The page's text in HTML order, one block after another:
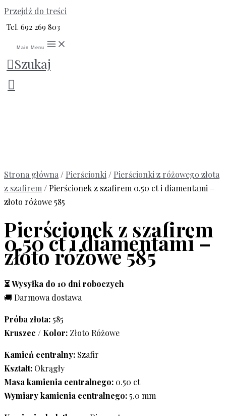
Przejdź do treści
Tel. 692 269 803
Main Menu
Szukaj
Strona główna / Pierścionki / Pierścionki z różowego złota
z szafirem / Pierścionek z szafirem 0.50 ct i diamentami –
złoto różowe 585
Pierścionek z szafirem
0.50 ct i diamentami –
złoto różowe 585
⏳ Wysyłka do 10 dni roboczych
🚚 Darmowa dostawa
Próba złota: 585
Kruszec / Kolor: Złoto Różowe
Kamień centralny: Szafir
Kształt: Okrągły
Masa kamienia centralnego: 0.50 ct
Wymiary kamienia centralnego: 5.0 mm